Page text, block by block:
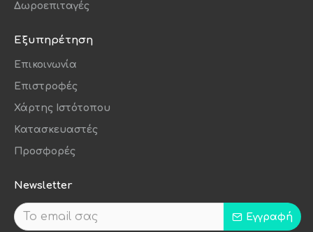
Δωροεπιταγές
Εξυπηρέτηση
Επικοινωνία
Επιστροφές
Χάρτης Ιστότοπου
Κατασκευαστές
Προσφορές
Newsletter
Εγγραφή